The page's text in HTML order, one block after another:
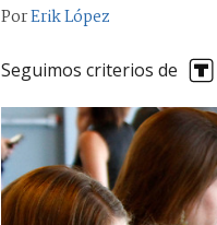
PorErik López
Seguimos criterios de